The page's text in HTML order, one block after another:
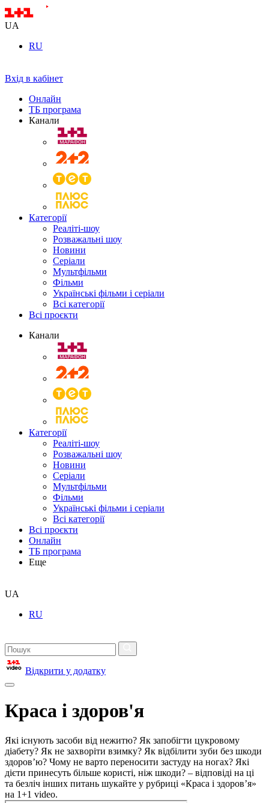
UA
RU
Вхід в кабінет
Онлайн
ТБ програма
Канали
Категорії
Реаліті-шоу
Розважальні шоу
Новини
Серіали
Мультфільми
Фільми
Українські фільми і серіали
Всі категорії
Всі проєкти
Канали
Категорії
Реаліті-шоу
Розважальні шоу
Новини
Серіали
Мультфільми
Фільми
Українські фільми і серіали
Всі категорії
Всі проєкти
Онлайн
ТБ програма
Еще
UA
RU
Відкрити у додатку
Краса і здоров'я
Які існують засоби від нежитю? Як запобігти цукровому
діабету? Як не захворіти взимку? Як відбілити зуби без шкоди
здоров’ю? Чому не варто переносити застуду на ногах? Які
дієти принесуть більше користі, ніж шкоди? – відповіді на ці
та безліч інших питань шукайте у рубриці «Краса і здоров’я»
на 1+1 video.